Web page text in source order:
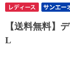
【送料無料】
L